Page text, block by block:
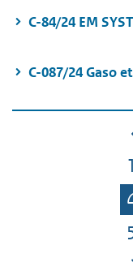
C-84/24 EM
C-087/24 Gaso
1